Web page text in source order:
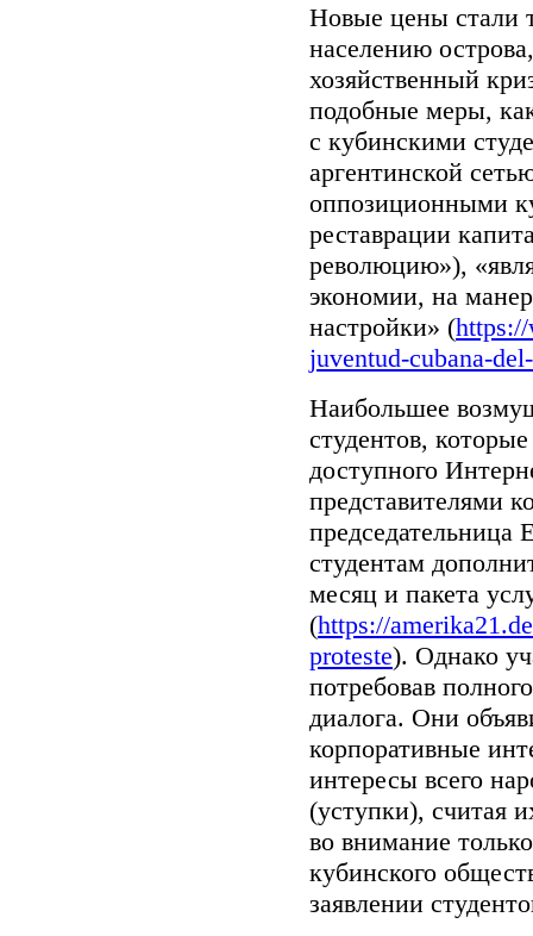
Новые цены стали
населению
хозяйственный
подобные меры,
с кубинскими
аргентинской
оппозиционными
реставрации
революцию»),
экономии, на
настройки» (
juventud-cubana-
Наибольшее
студентов,
доступного
представителями
председательница
студентам
месяц и пакета
(https://
proteste). Однако
потребовав
диалога. Они
корпоративные
интересы всего
(уступки), считая
во внимание
кубинского
заявлении